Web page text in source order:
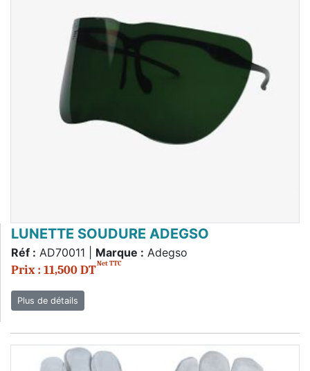
LUNETTE SOUDURE ADEGSO
Réf : AD70011 | Marque : Adegso
Prix : 11,500 DTNet TTC
Plus de détails